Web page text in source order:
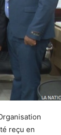
reçu en